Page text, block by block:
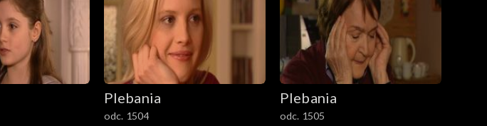
Plebania
odc. 1504
Plebania
odc. 1505